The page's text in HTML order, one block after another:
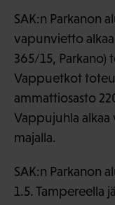
SAK:n Parkanon
vapunvietto
365/15, Parkano)
Vappuetkot
ammattiosasto
Vappujuhla alkaa
majalla.
SAK:n Parkanon
1.5. Tampereella